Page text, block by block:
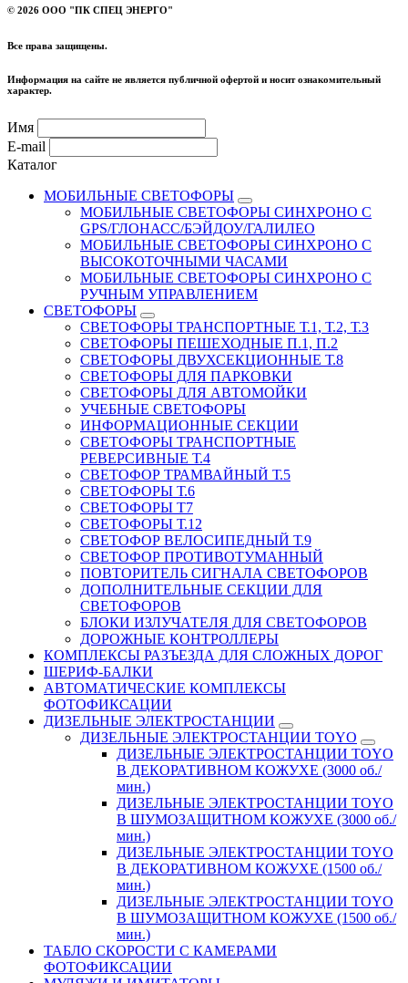
© 2026 ООО "ПК СПЕЦ ЭНЕРГО"
Все права защищены.
Информация на сайте не является публичной офертой и носит ознакомительный
характер.
Имя
E-mail
Каталог
МОБИЛЬНЫЕ СВЕТОФОРЫ
МОБИЛЬНЫЕ СВЕТОФОРЫ СИНХРОНО С
GPS/ГЛОНАСС/БЭЙДОУ/ГАЛИЛЕО
МОБИЛЬНЫЕ СВЕТОФОРЫ СИНХРОНО С
ВЫСОКОТОЧНЫМИ ЧАСАМИ
МОБИЛЬНЫЕ СВЕТОФОРЫ СИНХРОНО С
РУЧНЫМ УПРАВЛЕНИЕМ
СВЕТОФОРЫ
СВЕТОФОРЫ ТРАНСПОРТНЫЕ Т.1, Т.2, Т.3
СВЕТОФОРЫ ПЕШЕХОДНЫЕ П.1, П.2
СВЕТОФОРЫ ДВУХСЕКЦИОННЫЕ Т.8
СВЕТОФОРЫ ДЛЯ ПАРКОВКИ
СВЕТОФОРЫ ДЛЯ АВТОМОЙКИ
УЧЕБНЫЕ СВЕТОФОРЫ
ИНФОРМАЦИОННЫЕ СЕКЦИИ
СВЕТОФОРЫ ТРАНСПОРТНЫЕ
РЕВЕРСИВНЫЕ Т.4
СВЕТОФОР ТРАМВАЙНЫЙ Т.5
СВЕТОФОРЫ Т.6
СВЕТОФОРЫ Т7
СВЕТОФОРЫ Т.12
СВЕТОФОР ВЕЛОСИПЕДНЫЙ Т.9
СВЕТОФОР ПРОТИВОТУМАННЫЙ
ПОВТОРИТЕЛЬ СИГНАЛА СВЕТОФОРОВ
ДОПОЛНИТЕЛЬНЫЕ СЕКЦИИ ДЛЯ
СВЕТОФОРОВ
БЛОКИ ИЗЛУЧАТЕЛЯ ДЛЯ СВЕТОФОРОВ
ДОРОЖНЫЕ КОНТРОЛЛЕРЫ
КОМПЛЕКСЫ РАЗЪЕЗДА ДЛЯ СЛОЖНЫХ ДОРОГ
ШЕРИФ-БАЛКИ
АВТОМАТИЧЕСКИЕ КОМПЛЕКСЫ
ФОТОФИКСАЦИИ
ДИЗЕЛЬНЫЕ ЭЛЕКТРОСТАНЦИИ
ДИЗЕЛЬНЫЕ ЭЛЕКТРОСТАНЦИИ TOYO
ДИЗЕЛЬНЫЕ ЭЛЕКТРОСТАНЦИИ TOYO
В ДЕКОРАТИВНОМ КОЖУХЕ (3000 об./
мин.)
ДИЗЕЛЬНЫЕ ЭЛЕКТРОСТАНЦИИ TOYO
В ШУМОЗАЩИТНОМ КОЖУХЕ (3000 об./
мин.)
ДИЗЕЛЬНЫЕ ЭЛЕКТРОСТАНЦИИ TOYO
В ДЕКОРАТИВНОМ КОЖУХЕ (1500 об./
мин.)
ДИЗЕЛЬНЫЕ ЭЛЕКТРОСТАНЦИИ TOYO
В ШУМОЗАЩИТНОМ КОЖУХЕ (1500 об./
мин.)
ТАБЛО СКОРОСТИ С КАМЕРАМИ
ФОТОФИКСАЦИИ